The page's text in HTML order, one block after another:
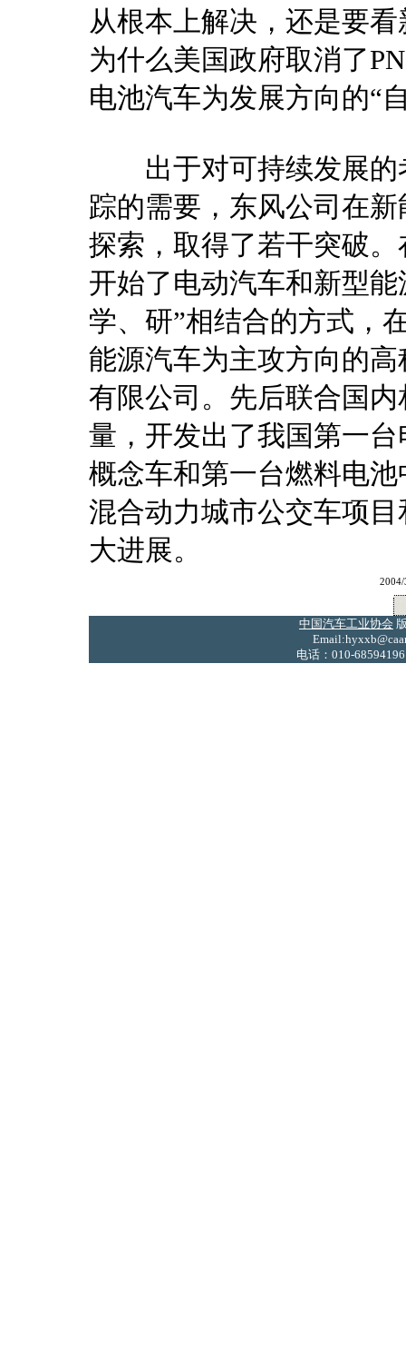
从根本上解决，还是要
为什么美国政府取消了
电池汽车为发展方向的“
出于对可持续发展的
踪的需要，东风公司在
探索，取得了若干突破。
开始了电动汽车和新型
学、研”相结合的方式，
能源汽车为主攻方向的
有限公司。先后联合国
量，开发出了我国第一
概念车和第一台燃料电
混合动力城市公交车项
大进展。
中国汽车工业协会
电话：010-